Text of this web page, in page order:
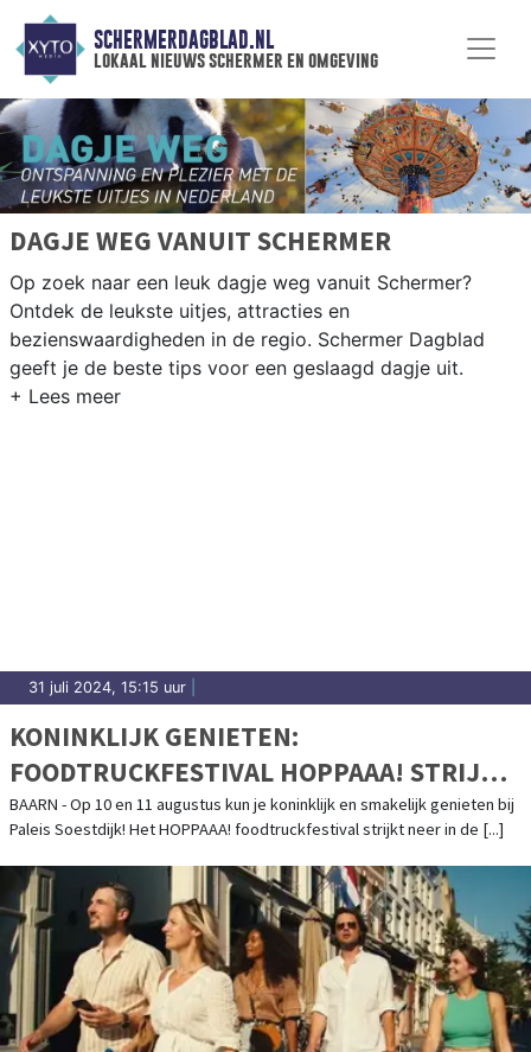
SCHERMERDAGBLAD.NL
lokaal nieuws schermer en omgeving
DAGJE WEG VANUIT SCHERMER
Op zoek naar een leuk dagje weg vanuit Schermer?
Ontdek de leukste uitjes, attracties en
bezienswaardigheden in de regio. Schermer Dagblad
geeft je de beste tips voor een geslaagd dagje uit.
31 juli 2024, 15:15 uur
KONINKLIJK GENIETEN:
FOODTRUCKFESTIVAL HOPPAAA! STRIJKT
NEER IN DE VOORTUIN VAN LANDGOED
PALEIS SOESTDIJK!
BAARN - Op 10 en 11 augustus kun je koninklijk en smakelijk genieten bij
Paleis Soestdijk! Het HOPPAAA! foodtruckfestival strijkt neer in de [...]